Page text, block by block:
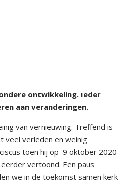
ontwikkeling. Ieder
aan veranderingen.
van vernieuwing. Treffend is
veel verleden en weinig
toen hij op 9 oktober 2020
vertoond. Een paus
we in de toekomst samen kerk